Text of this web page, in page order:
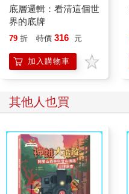
底層邏輯：看清這個世
界的底牌
79 折 特價 316 元
加入購物車
其他人也買